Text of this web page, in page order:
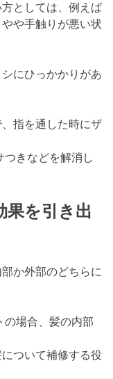
としては、例えば
や手触りが悪い状
にひっかかりがあ
指を通した時にザ
つきなどを解消し
果を引き出
か外部のどちらに
の場合、髪の内部
ついて補修する役